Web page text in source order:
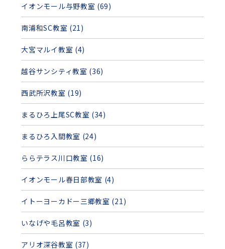
イオンモール与野教室 (69)
南浦和SC教室 (21)
大宮マルイ教室 (4)
越谷サンシティ教室 (36)
西武所沢教室 (19)
まるひろ上尾SC教室 (34)
まるひろ入間教室 (24)
ららテラス川口教室 (16)
イオンモール春日部教室 (4)
イトーヨーカドー三郷教室 (21)
いなげや毛呂教室 (3)
アリオ深谷教室 (37)